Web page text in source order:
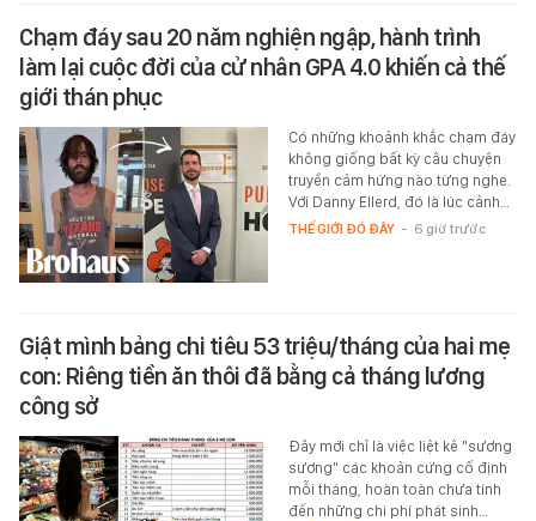
Chạm đáy sau 20 năm nghiện ngập, hành trình
làm lại cuộc đời của cử nhân GPA 4.0 khiến cả thế
giới thán phục
Có những khoảnh khắc chạm đáy
không giống bất kỳ câu chuyện
truyền cảm hứng nào từng nghe.
Với Danny Ellerd, đó là lúc cảnh…
THẾ GIỚI ĐÓ ĐÂY - 6 giờ trước
Giật mình bảng chi tiêu 53 triệu/tháng của hai mẹ
con: Riêng tiền ăn thôi đã bằng cả tháng lương
công sở
Đây mới chỉ là việc liệt kê "sương
sương" các khoản cứng cố định
mỗi tháng, hoàn toàn chưa tính
đến những chi phí phát sinh…